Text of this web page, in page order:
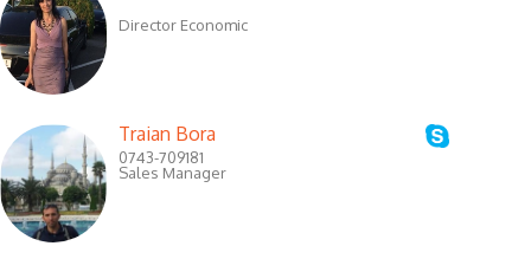
Director Economic
Traian Bora
0743-709181
Sales Manager